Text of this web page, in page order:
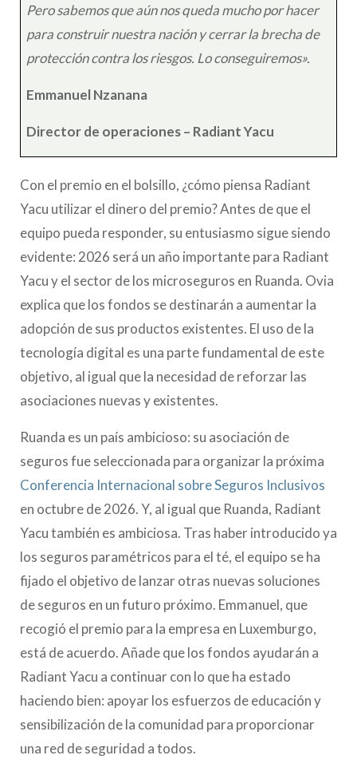
Pero sabemos que aún nos queda mucho por hacer
para construir nuestra nación y cerrar la brecha de
protección contra los riesgos. Lo conseguiremos».
Emmanuel Nzanana
Director de operaciones – Radiant Yacu
Con el premio en el bolsillo, ¿cómo piensa Radiant
Yacu utilizar el dinero del premio? Antes de que el
equipo pueda responder, su entusiasmo sigue siendo
evidente: 2026 será un año importante para Radiant
Yacu y el sector de los microseguros en Ruanda. Ovia
explica que los fondos se destinarán a aumentar la
adopción de sus productos existentes. El uso de la
tecnología digital es una parte fundamental de este
objetivo, al igual que la necesidad de reforzar las
asociaciones nuevas y existentes.
Ruanda es un país ambicioso: su asociación de
seguros fue seleccionada para organizar la próxima
Conferencia Internacional sobre Seguros Inclusivos
en octubre de 2026. Y, al igual que Ruanda, Radiant
Yacu también es ambiciosa. Tras haber introducido ya
los seguros paramétricos para el té, el equipo se ha
fijado el objetivo de lanzar otras nuevas soluciones
de seguros en un futuro próximo. Emmanuel, que
recogió el premio para la empresa en Luxemburgo,
está de acuerdo. Añade que los fondos ayudarán a
Radiant Yacu a continuar con lo que ha estado
haciendo bien: apoyar los esfuerzos de educación y
sensibilización de la comunidad para proporcionar
una red de seguridad a todos.